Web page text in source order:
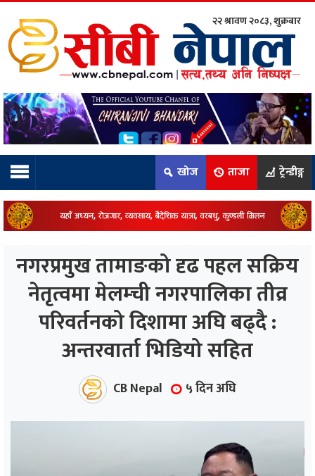
टिम:
२२ श्रावण २०८३, शुक्रबार
खोज ताजा ट्रेन्डीङ्ग
नगरप्रमुख तामाङको दृढ पहल सक्रिय
नेतृत्वमा मेलम्ची नगरपालिका तीव्र
परिवर्तनको दिशामा अघि बढ्दै :
अन्तरवार्ता भिडियो सहित
CB Nepal ५ दिन अघि